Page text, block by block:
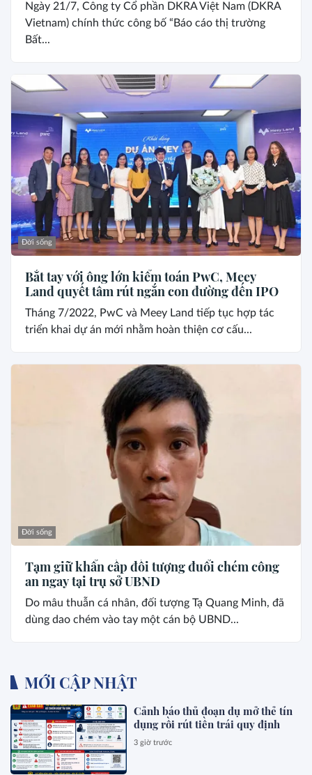
Ngày 21/7, Công ty Cổ phần DKRA Việt Nam (DKRA
Vietnam) chính thức công bố “Báo cáo thị trường
Bất...
Đời sống
Bắt tay với ông lớn kiểm toán PwC, Meey
Land quyết tâm rút ngắn con đường đến IPO
Tháng 7/2022, PwC và Meey Land tiếp tục hợp tác
triển khai dự án mới nhằm hoàn thiện cơ cấu...
Đời sống
Tạm giữ khẩn cấp đối tượng đuổi chém công
an ngay tại trụ sở UBND
Do mâu thuẫn cá nhân, đối tượng Tạ Quang Minh, đã
dùng dao chém vào tay một cán bộ UBND...
MỚI CẬP NHẬT
Cảnh báo thủ đoạn dụ mở thẻ tín
dụng rồi rút tiền trái quy định
3 giờ trước